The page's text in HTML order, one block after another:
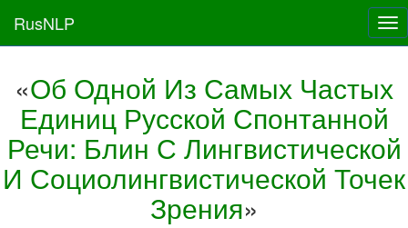
RusNLP
«Об Одной Из Самых Частых
Единиц Русской Спонтанной
Речи: Блин С Лингвистической
И Социолингвистической Точек
Зрения»